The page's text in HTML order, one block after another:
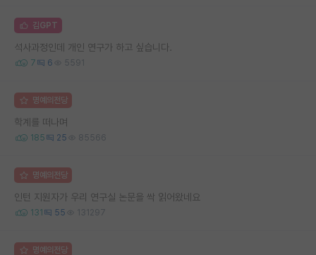
김GPT
석사과정인데 개인 연구가 하고 싶습니다.
7 6 5591
명예의전당
학계를 떠나며
185 25 85566
명예의전당
인턴 지원자가 우리 연구실 논문을 싹 읽어왔네요
131 55 131297
명예의전당